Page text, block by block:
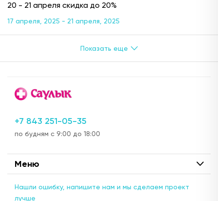
20 - 21 апреля скидка до 20%
17 апреля, 2025 - 21 апреля, 2025
+7 843 251-05-35
по будням с 9:00 до 18:00
Меню
Нашли ошибку, напишите нам и мы сделаем проект
лучше